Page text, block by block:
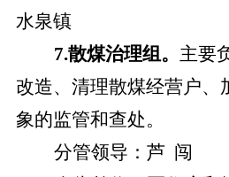
水泉镇
7.散煤治理组。 主要
改造、清理散煤经营户、
象的监管和查处。
分管领导： 芦 闯